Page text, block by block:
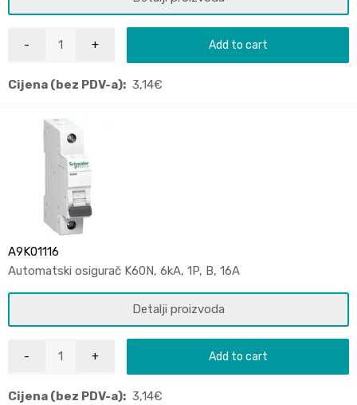
Add to cart
Cijena (bez PDV-a): 3,14€
A9K01116
Automatski osigurač K60N, 6kA, 1P, B, 16A
Detalji proizvoda
Add to cart
Cijena (bez PDV-a): 3,14€